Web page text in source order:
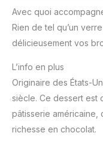
Avec quoi
Rien de tel qu’un
délicieusement vos
L’info en plus
Originaire des États-
siècle. Ce dessert est
pâtisserie américaine,
richesse en chocolat.